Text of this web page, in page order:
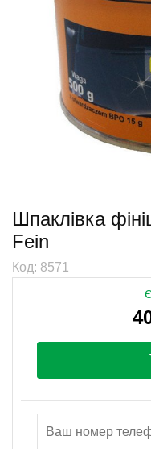
Шпаклівка
Fein
Код: 8571